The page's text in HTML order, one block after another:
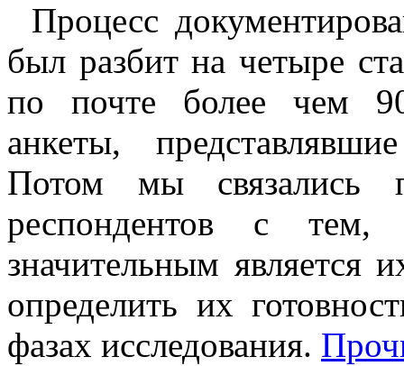
Процесс
был разбит на четыре
по почте более чем
анкеты,
Потом мы
респондентов с тем,
значительным является
определить их
фазах исследования.